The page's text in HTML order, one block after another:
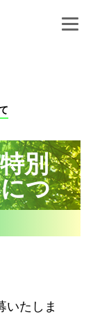
別
つ
いたしま